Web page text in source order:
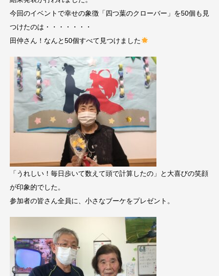
今回のイベントで幸せの象徴「四つ葉のクローバー」を50個も見
つけたのは・・・・・・・
田仲さん！なんと50個すべて見つけました
「うれしい！毎日歩いて数えて頭で計算したの」と大喜びの笑顔
が印象的でした。
参加者の皆さん全員に、小さなブーケをプレゼント。